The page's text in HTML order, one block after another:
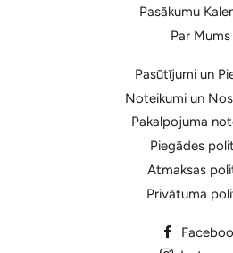
Pasākumu
Par Mums
Pasūtījumi un
Noteikumi un
Pakalpojuma
Piegādes
Atmaksas
Privātuma